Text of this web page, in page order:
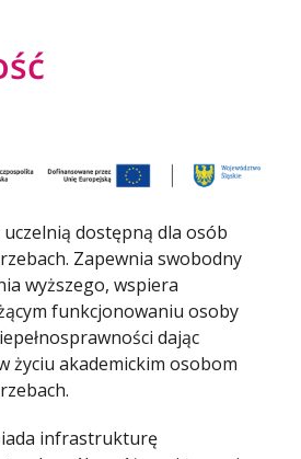
do druku
do wypełnienia online
uczelnią dostępną dla osób
Zapewnia swobodny
wyższego, wspiera
funkcjonowaniu osoby
dając
życiu akademickim osobom
infrastrukturę